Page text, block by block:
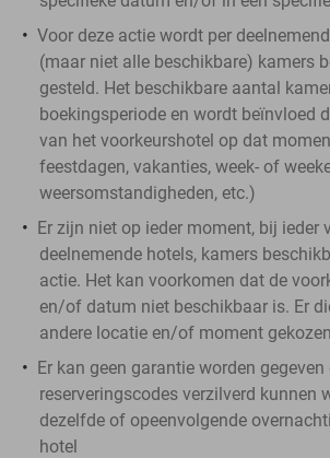
Voor deze actie wordt per
(maar niet alle beschikbare) kamers
gesteld. Het beschikbare aantal
boekingsperiode en wordt beïnvloed
van het voorkeurshotel op dat
feestdagen, vakanties, week- of
weersomstandigheden, etc.)
Er zijn niet op ieder moment, bij ieder
deelnemende hotels, kamers
actie. Het kan voorkomen dat de
en/of datum niet beschikbaar is. Er
andere locatie en/of moment
Er kan geen garantie worden gegeven
reserveringscodes verzilverd kunnen
dezelfde of opeenvolgende
hotel